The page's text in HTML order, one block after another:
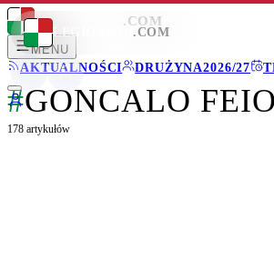
LEGIONISCI .COM
MENU
AKTUALNOŚCI
DRUŻYNA2026/27
LEGIONISCI .COM
#GONCALO FEIO
178 artykułów